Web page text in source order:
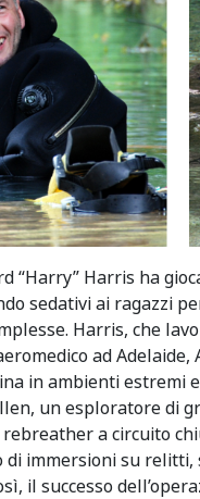
“Harry” Harris ha
sedativi ai ragazzi
Harris, che
ad
in ambienti estremi
un esploratore di
a circuito
di immersioni su relitti,
il successo